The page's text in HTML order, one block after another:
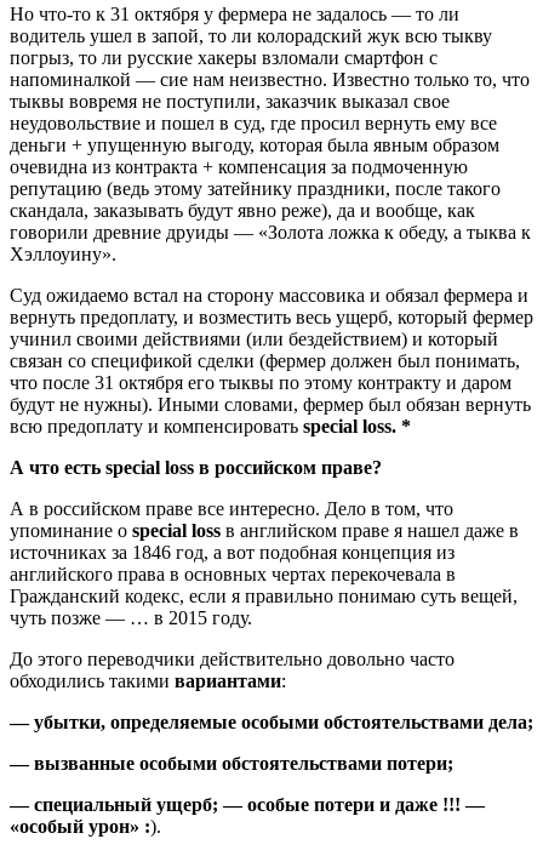
Но что-то к 31 октября у фермера не задалось — то ли
водитель ушел в запой, то ли колорадский жук всю тыкву
погрыз, то ли русские хакеры взломали смартфон с
напоминалкой — сие нам неизвестно. Известно только то, что
тыквы вовремя не поступили, заказчик выказал свое
неудовольствие и пошел в суд, где просил вернуть ему все
деньги + упущенную выгоду, которая была явным образом
очевидна из контракта + компенсация за подмоченную
репутацию (ведь этому затейнику праздники, после такого
скандала, заказывать будут явно реже), да и вообще, как
говорили древние друиды — «Золота ложка к обеду, а тыква к
Хэллоуину».
Суд ожидаемо встал на сторону массовика и обязал фермера и
вернуть предоплату, и возместить весь ущерб, который фермер
учинил своими действиями (или бездействием) и который
связан со спецификой сделки (фермер должен был понимать,
что после 31 октября его тыквы по этому контракту и даром
будут не нужны). Иными словами, фермер был обязан вернуть
всю предоплату и компенсировать special loss. *
А что есть special loss в российском праве?
А в российском праве все интересно. Дело в том, что
упоминание о special loss в английском праве я нашел даже в
источниках за 1846 год, а вот подобная концепция из
английского права в основных чертах перекочевала в
Гражданский кодекс, если я правильно понимаю суть вещей,
чуть позже — … в 2015 году.
До этого переводчики действительно довольно часто
обходились такими вариантами:
— убытки, определяемые особыми обстоятельствами дела;
— вызванные особыми обстоятельствами потери;
— специальный ущерб; — особые потери и даже !!! —
«особый урон» :).